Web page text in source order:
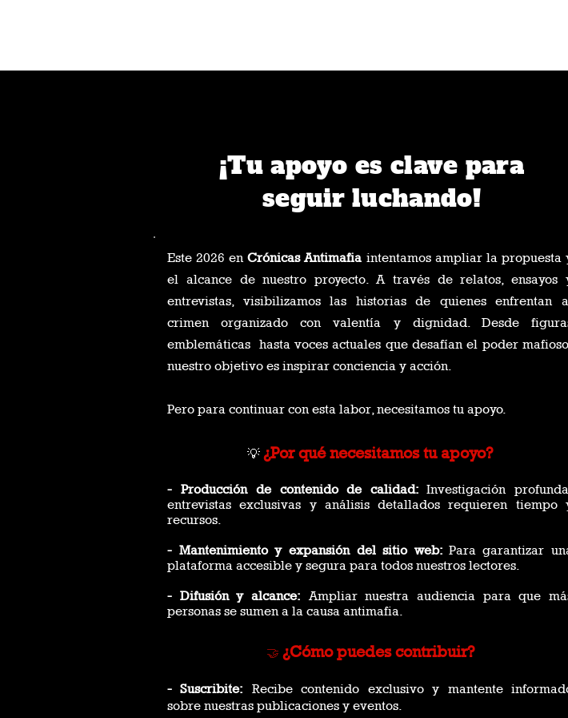
¡Tu apoyo es clave para
seguir luchando!
Este 2026 enCrónicas Antimafia intentamos ampliar la propuesta
el alcance de nuestro proyecto. A través de relatos, ensayos
entrevistas, visibilizamos las historias de quienes enfrentan
crimen organizado con valentía y dignidad. Desde
emblemáticas hasta voces actuales que desafían el poder
nuestro objetivo es inspirar conciencia y acción.
Pero para continuar con esta labor, necesitamos tu apoyo.
💡 ¿Por qué necesitamos tu apoyo?
- Producción de contenido de calidad:Investigación
entrevistas exclusivas y análisis detallados requieren tiempo
recursos.
- Mantenimiento y expansión del sitio web: Para garantizar
plataforma accesible y segura para todos nuestros lectores.
- Difusión y alcance: Ampliar nuestra audiencia para que
personas se sumen a la causa antimafia.
🤝 ¿Cómo puedes contribuir?
- Suscribite: Recibe contenido exclusivo y mantente
sobre nuestras publicaciones y eventos.